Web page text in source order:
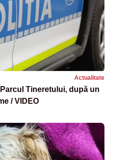
Actualitate
Tineretului, după un
/ VIDEO